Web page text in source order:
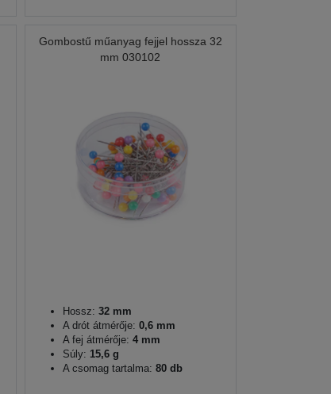
Gombostű műanyag fejjel hossza 32
mm 030102
Hossz: 32 mm
A drót átmérője: 0,6 mm
A fej átmérője: 4 mm
Súly: 15,6 g
A csomag tartalma: 80 db